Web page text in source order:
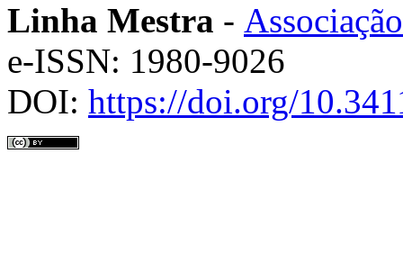
Linha Mestra -
e-ISSN: 1980-9026
DOI: https://doi.org/